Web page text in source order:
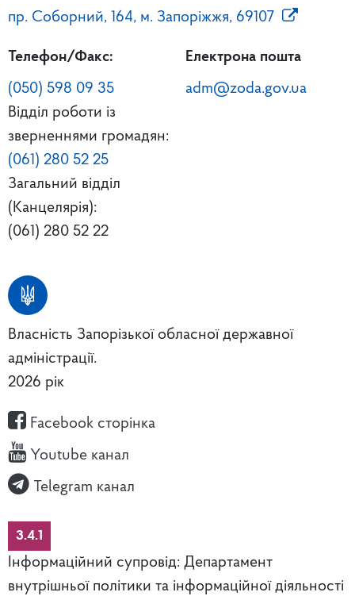
пр. Соборний, 164, м. Запоріжжя, 69107
Телефон/Факс:
(050) 598 09 35
Відділ роботи із
зверненнями громадян:
(061) 280 52 25
Загальний відділ
(Канцелярія):
(061) 280 52 22
Електрона пошта
adm@zoda.gov.ua
Власність Запорізької обласної державної
адміністрації.
2026 рік
Facebook сторінка
Youtube канал
Telegram канал
3.4.1
Інформаційний супровід: Департамент
внутрішньої політики та інформаційної діяльності